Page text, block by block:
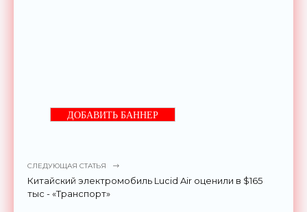
ДОБАВИТЬ БАННЕР
СЛЕДУЮЩАЯ СТАТЬЯ
Китайский электромобиль Lucid Air оценили в $165
тыс - «Транспорт»